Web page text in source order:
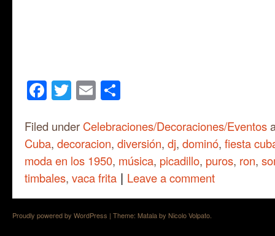
Facebook
Twitter
Email
Filed under Celebraciones/Decoraciones/Eventos
Cuba, decoracion, diversión, dj, dominó, fiesta
moda en los 1950, música, picadillo, puros, ron,
timbales, vaca frita | Leave a comment
Proudly powered by WordPress | Theme: Matala by Nicolo Volpato